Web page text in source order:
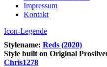
Impressum
Kontakt
Icon-Legende
Stylename: Reds (2020)
Style built on Original
Chris1278